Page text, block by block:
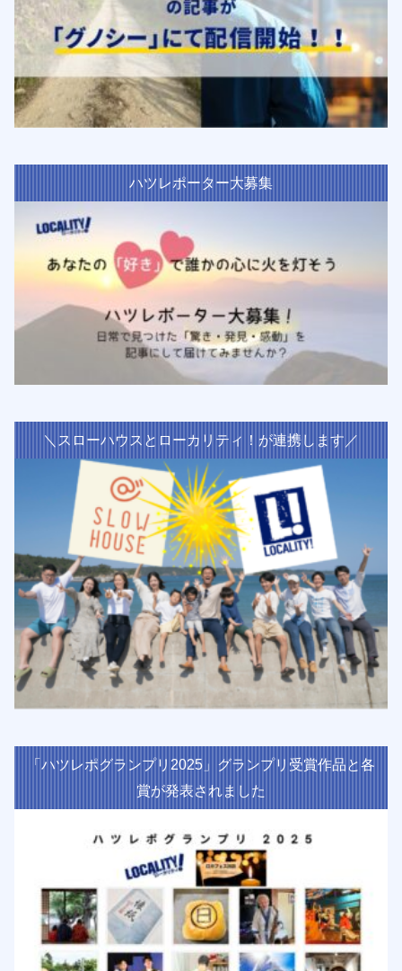
ハツレポーター大募集
＼スローハウスとローカリティ！が連携します／
「ハツレポグランプリ2025」グランプリ受賞作品と各
賞が発表されました